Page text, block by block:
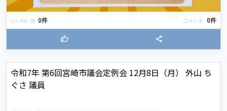
いいね!..他 0件 コメント 0件
thumb_up share
令和7年 第6回宮崎市議会定例会 12月8日（月） 外山 ち
ぐさ 議員